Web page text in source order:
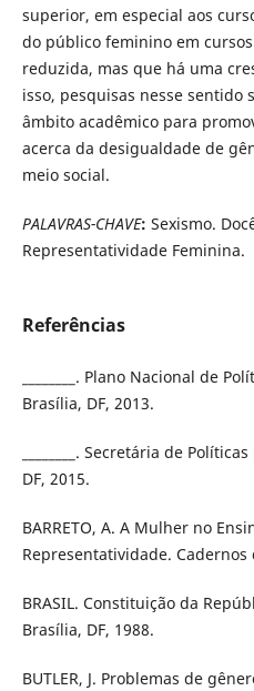
superior, em especial aos
do público feminino em
reduzida, mas que há uma
isso, pesquisas nesse
âmbito acadêmico para
acerca da desigualdade de
meio social.
PALAVRAS-CHAVE: Sexismo.
Representatividade Feminina.
Referências
________. Plano Nacional de
Brasília, DF, 2013.
________. Secretária de
DF, 2015.
BARRETO, A. A Mulher no
Representatividade. Cadernos
BRASIL. Constituição da
Brasília, DF, 1988.
BUTLER, J. Problemas de